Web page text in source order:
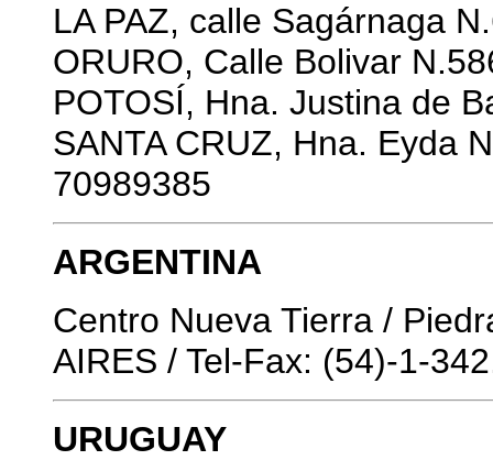
LA PAZ, calle Sagárnaga
ORURO, Calle Bolivar
POTOSÍ, Hna. Justina de
SANTA CRUZ, Hna. Eyda
70989385
ARGENTINA
Centro Nueva Tierra /
AIRES / Tel-Fax: (54)-1-
URUGUAY